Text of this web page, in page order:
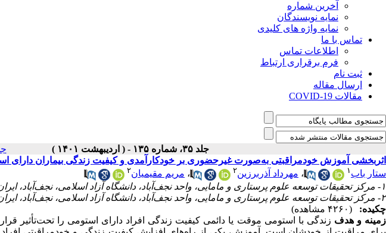
آخرین شماره
نمایه نویسندگان
نمایه واژه های کلیدی
تماس با ما
اطلاعات تماس
فرم برقراری ارتباط
ثبت نام
ارسال مقاله
مقالات COVID-19
جلد ۳۵، شماره ۱۳۵ - ( اردیبهشت ۱۴۰۱ ) جلد ۳۵
اثربخشی آموزش خودمراقبتی به‌صورت غیرحضوری بر خودکارآمدی و کیفیت زندگی بیماران دارای
ستار باب ۱ ، مهرداد آذربرزین۲ ، مریم مقیمیان۲
۱- مرکز تحقیقات توسعه علوم پرستاری و مامایی، واحد نجف‌آباد، دانشگاه آزاد اسلامی، نجف‌آباد، ایران. ،
۲- مرکز تحقیقات توسعه علوم پرستاری و مامایی، واحد نجف‌آباد، دانشگاه آزاد اسلامی، نجف‌آباد، ایران.
چکیده:
(۴۲۶۰ مشاهده)
زمینه و هدف زندگی با استومی موقت یا دائمی کیفیت زندگی افراد دارای استومی را تحت‌تأثیر